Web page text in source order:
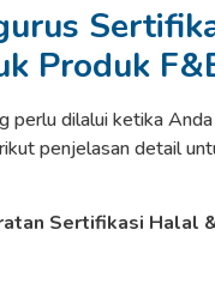
Produk
perlu dilalui ketika
penjelasan detail
Sertifikasi Halal